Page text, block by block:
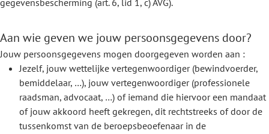
gegevensbescherming (art. 6, lid 1, c) AVG).
Aan wie geven we jouw persoonsgegevens door?
Jouw persoonsgegevens mogen doorgegeven worden aan :
Jezelf, jouw wettelijke vertegenwoordiger (bewindvoerder,
bemiddelaar, …), jouw vertegenwoordiger (professionele
raadsman, advocaat, …) of iemand die hiervoor een mandaat
of jouw akkoord heeft gekregen, dit rechtstreeks of door de
tussenkomst van de beroepsbeoefenaar in de